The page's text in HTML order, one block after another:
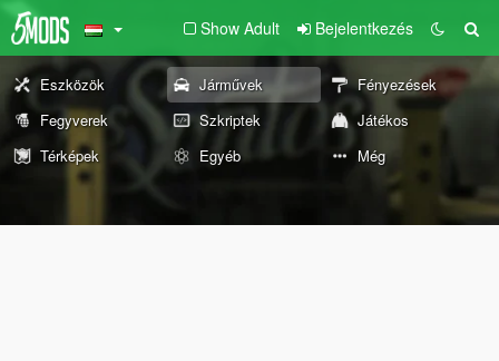
Show Adult Bejelentkezés
Eszközök Járművek
Fényezések
Fegyverek
Szkriptek
Játékos
Térképek
Egyéb Még